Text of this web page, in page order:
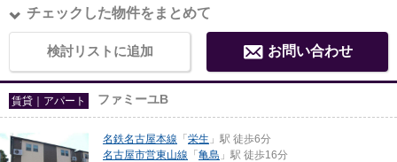
チェックした物件をまとめて
検討リストに追加 お問い合わせ
賃貸｜アパート ファミーユB
名鉄名古屋本線 「 栄生 」駅 徒歩6分
名古屋市営東山線 「 亀島 」駅 徒歩16分